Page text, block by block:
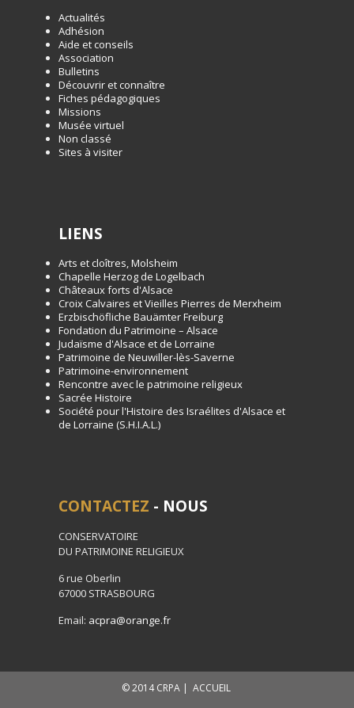
Actualités
Adhésion
Aide et conseils
Association
Bulletins
Découvrir et connaître
Fiches pédagogiques
Missions
Musée virtuel
Non classé
Sites à visiter
LIENS
Arts et cloîtres, Molsheim
Chapelle Herzog de Logelbach
Châteaux forts d'Alsace
Croix Calvaires et Vieilles Pierres de Merxheim
Erzbischöfliche Bauämter Freiburg
Fondation du Patrimoine – Alsace
Judaïsme d'Alsace et de Lorraine
Patrimoine de Neuwiller-lès-Saverne
Patrimoine-environnement
Rencontre avec le patrimoine religieux
Sacrée Histoire
Société pour l'Histoire des Israélites d'Alsace et
de Lorraine (S.H.I.A.L.)
CONTACTEZ - NOUS
CONSERVATOIRE
DU PATRIMOINE RELIGIEUX
6 rue Oberlin
67000 STRASBOURG
Email: acpra@orange.fr
© 2014 CRPA | ACCUEIL